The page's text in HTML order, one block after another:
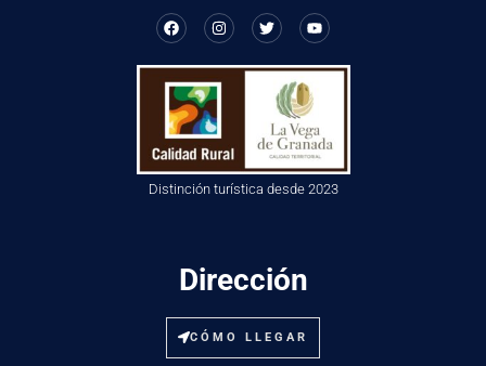
Distinción turística desde 2023
Dirección
CÓMO LLEGAR